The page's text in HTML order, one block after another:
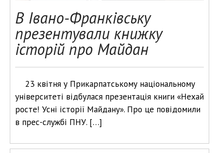
В Івано-Франківську
презентували книжку
історій про Майдан
23 квітня у Прикарпатському національному
університеті відбулася презентація книги «Нехай
росте! Усні історії Майдану». Про це повідомили
в прес-службі ПНУ. […]